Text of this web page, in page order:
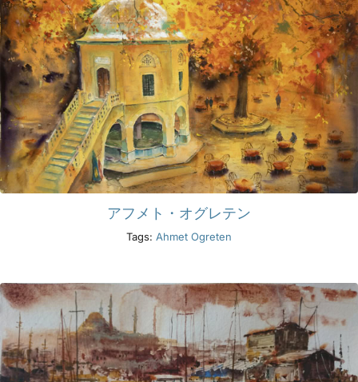
イベント
ブログ
リソース
販売店を探す
購読する
アフメト・オグレテン
Tags: Ahmet Ogreten